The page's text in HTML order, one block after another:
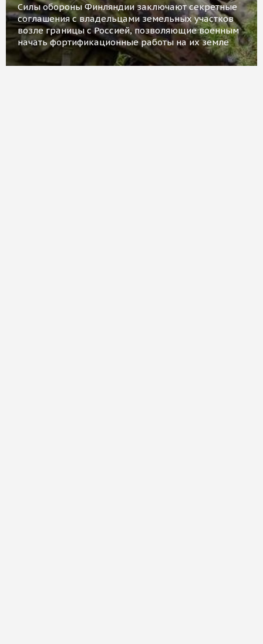
Силы обороны Финляндии заключают секретные
соглашения с владельцами земельных участков
возле границы с Россией, позволяющие военным
начать фортификационные работы на их земле